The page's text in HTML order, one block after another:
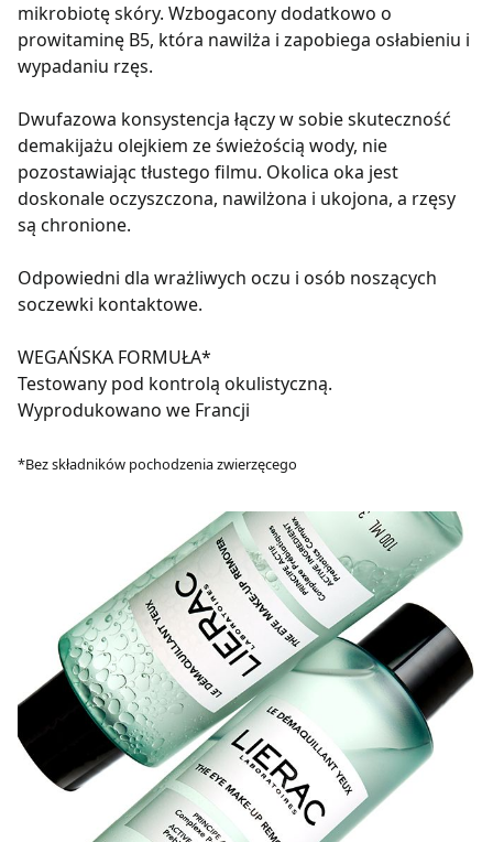
mikrobiotę skóry. Wzbogacony dodatkowo o
prowitaminę B5, która nawilża i zapobiega osłabieniu i
wypadaniu rzęs.
Dwufazowa konsystencja łączy w sobie skuteczność
demakijażu olejkiem ze świeżością wody, nie
pozostawiając tłustego filmu. Okolica oka jest
doskonale oczyszczona, nawilżona i ukojona, a rzęsy
są chronione.
Odpowiedni dla wrażliwych oczu i osób noszących
soczewki kontaktowe.
WEGAŃSKA FORMUŁA*
Testowany pod kontrolą okulistyczną.
Wyprodukowano we Francji
*Bez składników pochodzenia zwierzęcego